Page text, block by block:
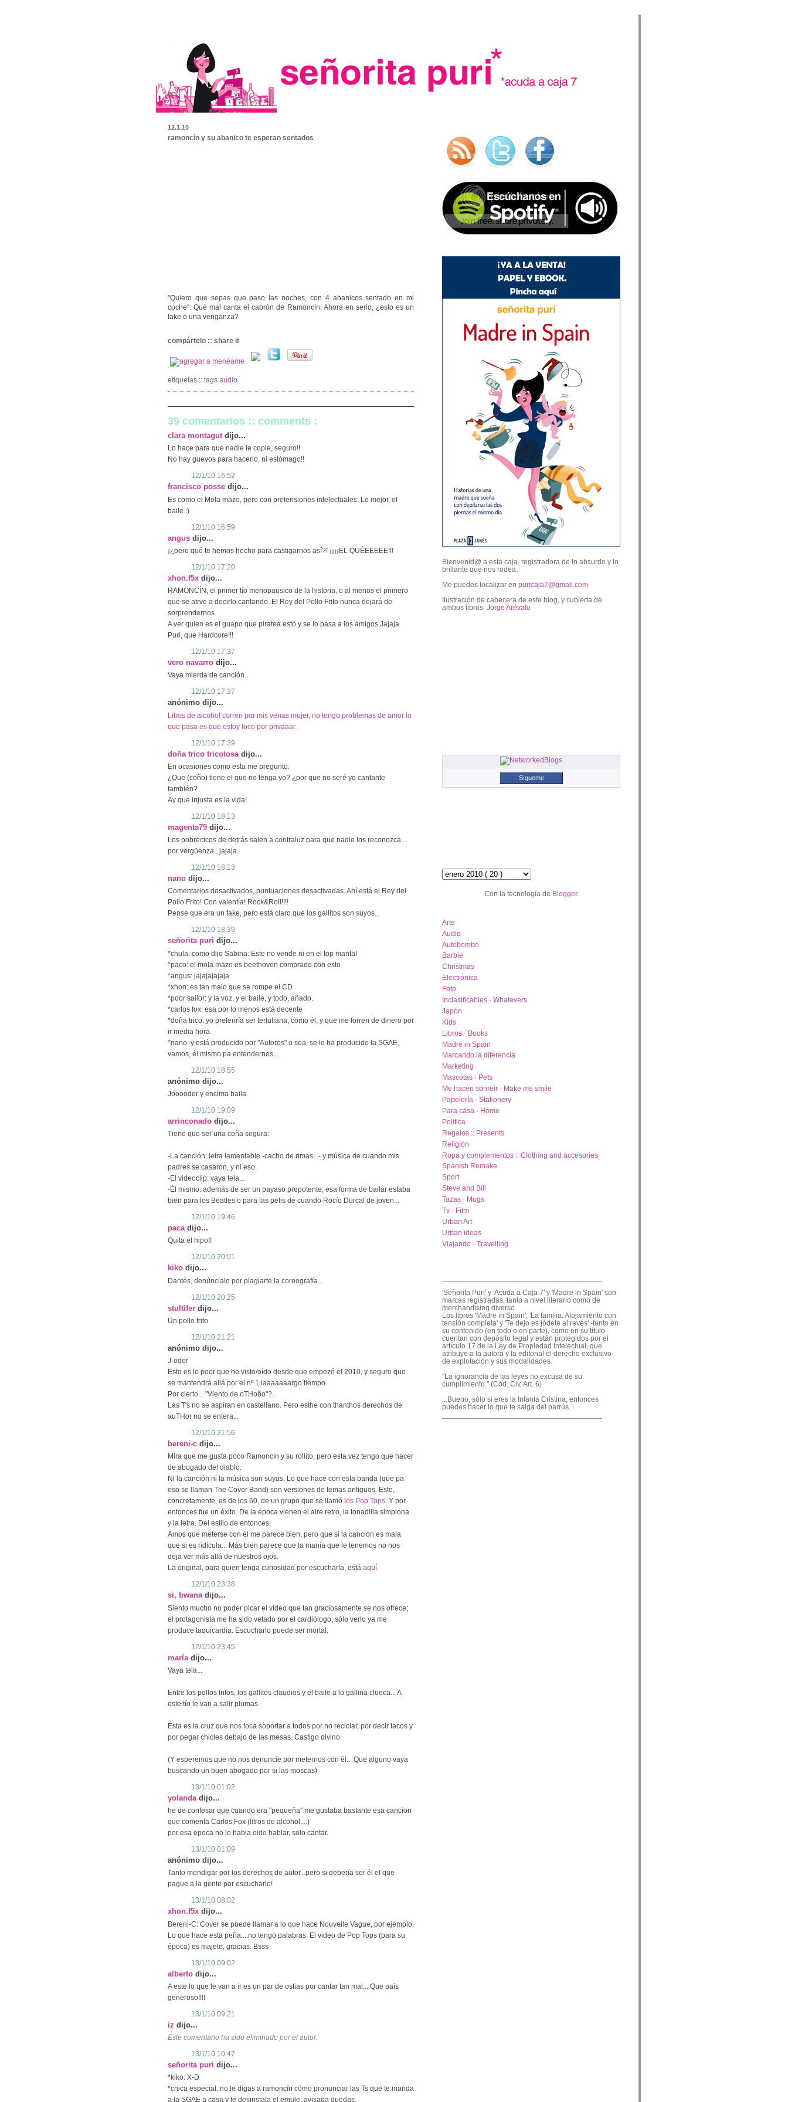
12.1.10
ramoncín y su abanico te esperan sentados
"Quiero que sepas que paso las noches, con 4 abanicos sentado en mi
coche". Qué mal canta el cabrón de Ramoncín. Ahora en serio, ¿esto es un
fake o una venganza?
compártelo :: share it
etiquetas :: tags audio
39 comentarios :: comments :
clara montagut dijo...
Lo hace para que nadie le copie, seguro!!
No hay guevos para hacerlo, ni estómago!!
12/1/10 16:52
francisco posse dijo...
Es como el Mola mazo, pero con pretensiones intelectuales. Lo mejor, el
baile :)
12/1/10 16:59
angus dijo...
¡¿pero qué te hemos hecho para castigarnos así?! ¡¡¡¡EL QUÉEEEEE!!!
12/1/10 17:20
xhon.f5x dijo...
RAMONCÍN, el primer tío menopausico de la historia, o al menos el primero
que se atrve a decirlo cantando. El Rey del Pollo Frito nunca dejará de
sorprendernos.
A ver quien es el guapo que piratea esto y se lo pasa a los amigos.Jajaja
Puri, que Hardcore!!!
12/1/10 17:37
vero navarro dijo...
Vaya mierda de canción.
12/1/10 17:37
anónimo dijo...
Litros de alcohol corren por mis venas mujer, no tengo problemas de amor lo
que pasa es que estoy loco por privaaar.
12/1/10 17:39
doña trico tricotosa dijo...
En ocasiones como esta me pregunto:
¿Que (coño) tiene el que no tenga yo? ¿por que no seré yo cantante
también?
Ay que injusta es la vida!
12/1/10 18:13
magenta79 dijo...
Los pobrecicos de detrás salen a contraluz para que nadie los reconozca...
por vergüenza.. jajaja
12/1/10 18:13
nano dijo...
Comentarios desactivados, puntuaciones desactivadas. Ahí está el Rey del
Pollo Frito! Con valentía! Rock&Roll!!!!
Pensé que era un fake, pero está claro que los gallitos son suyos...
12/1/10 18:39
señorita puri dijo...
*chula: como dijo Sabina: Este no vende ni en el top manta!
*paco: el mola mazo es beethoven comprado con esto
*angus: jajajajajaja
*xhon: es tan malo que se rompe el CD
*poor sailor: y la voz, y el baile, y todo, añado.
*carlos fox. esa por lo menos está decente
*doña trico: yo preferiría ser tertuliana, como él, y que me forren de dinero por
ir media hora.
*nano. y está producido por "Autores" o sea, se lo ha producido la SGAE,
vamos, él mismo pa entendernos...
12/1/10 18:55
anónimo dijo...
Jooooder y encima baila.
12/1/10 19:09
arrinconado dijo...
Tiene que ser una coña segura:
-La canción: letra lamentable -cacho de rimas...- y música de cuando mis
padres se casaron, y ni eso.
-El videoclip: vaya tela...
-Él mismo: además de ser un payaso prepotente, esa forma de bailar estaba
bien para los Beatles o para las pelis de cuando Rocío Durcal de joven...
12/1/10 19:46
paca dijo...
Quita el hipo!!
12/1/10 20:01
kiko dijo...
Dantés, denúncialo por plagiarte la coreografía..
12/1/10 20:25
stultifer dijo...
Un pollo frito
12/1/10 21:21
anónimo dijo...
J·oder
Esto es lo peor que he visto/oído desde que empezó el 2010, y seguro que
se mantendrá allá por el nº 1 laaaaaaargo tiempo.
Por cierto... "Viento de oTHoño"?.
Las T's no se aspiran en castellano. Pero esthe con thanthos derechos de
auTHor no se entera...
12/1/10 21:56
bereni-c dijo...
Mira que me gusta poco Ramoncín y su rollito, pero esta vez tengo que hacer
de abogado del diablo.
Ni la canción ni la música son suyas. Lo que hace con esta banda (que pa
eso se llaman The Cover Band) son versiones de temas antiguos. Este,
concretamente, es de los 60, de un grupo que se llamó los Pop Tops. Y por
entonces fue un éxito. De la época vienen el aire retro, la tonadilla simplona
y la letra. Del estilo de entonces.
Amos que meterse con él me parece bien, pero que si la canción es mala
que si es ridícula... Más bien parece que la manía que le tenemos no nos
deja ver más allá de nuestros ojos.
La original, para quien tenga curiosidad por escucharla, está aquí.
12/1/10 23:38
si, bwana dijo...
Siento mucho no poder picar el video que tan graciosamente se nos ofrece;
el protagonista me ha sido vetado por el cardiólogo, sólo verlo ya me
produce taquicardia. Escucharlo puede ser mortal.
12/1/10 23:45
maría dijo...
Vaya tela...
Entre los pollos fritos, los gallitos claudios y el baile a lo gallina clueca... A
este tío le van a salir plumas.
Ésta es la cruz que nos toca soportar a todos por no reciclar, por decir tacos y
por pegar chicles debajo de las mesas. Castigo divino.
(Y esperemos que no nos denuncie por meternos con él... Que alguno vaya
buscando un buen abogado por si las moscas)
13/1/10 01:02
yolanda dijo...
he de confesar que cuando era "pequeña" me gustaba bastante esa cancion
que comenta Carlos Fox (litros de alcohol....)
por esa epoca no le habia oido hablar, solo cantar.
13/1/10 01:09
anónimo dijo...
Tanto mendigar por los derechos de autor...pero si debería ser él el que
pague a la gente por escucharlo!
13/1/10 08:02
xhon.f5x dijo...
Bereni-C: Cover se puede llamar a lo que hace Nouvelle Vague, por ejemplo.
Lo que hace esta peña....no tengo palabras. El video de Pop Tops (para su
época) es majete, gracias. Bsss
13/1/10 09:02
alberto dijo...
A este lo que le van a ir es un par de ostias por cantar tan mal,.. Que país
generoso!!!!
13/1/10 09:21
iz dijo...
Este comentario ha sido eliminado por el autor.
13/1/10 10:47
señorita puri dijo...
*kiko: X-D
*chica especial. no le digas a ramoncín cómo pronunciar las Ts que te manda
a la SGAE a casa y te desinstala el emule. avisada quedas.
Bienvenid@ a esta caja, registradora de lo absurdo y lo
brillante que nos rodea.
Me puedes localizar en puricaja7@gmail.com
Ilustración de cabecera de este blog, y cubierta de
ambos libros: Jorge Arévalo
Sígueme
Con la tecnología de Blogger.
Arte
Audio
Autobombo
Barbie
Christmas
Electrónica
Foto
Inclasificables · Whatevers
Japón
Kids
Libros · Books
Madre in Spain
Marcando la diferencia
Marketing
Mascotas · Pets
Me hacen sonreir · Make me smile
Papelería · Stationery
Para casa · Home
Política
Regalos :: Presents
Religión
Ropa y complementos :: Clothing and accesories
Spanish Remake
Sport
Steve and Bill
Tazas · Mugs
Tv · Film
Urban Art
Urban ideas
Viajando · Travelling
'Señorita Puri' y 'Acuda a Caja 7' y 'Madre in Spain' son
marcas registradas, tanto a nivel literario como de
merchandising diverso.
Los libros 'Madre in Spain', 'La familia: Alojamiento con
tensión completa' y 'Te dejo es jódete al revés' -tanto en
su contenido (en todo o en parte), como en su título-
cuentan con depósito legal y están protegidos por el
artículo 17 de la Ley de Propiedad Intelectual, que
atribuye a la autora y la editorial el derecho exclusivo
de explotación y sus modalidades.
"La ignorancia de las leyes no excusa de su
cumplimiento." (Cód. Civ. Art. 6)
...Bueno, sólo si eres la Infanta Cristina, entonces
puedes hacer lo que te salga del parrús.